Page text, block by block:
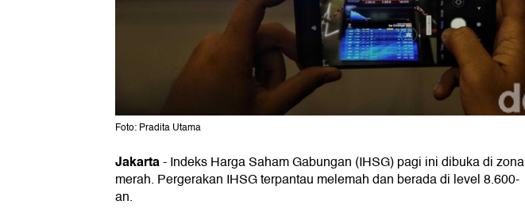
Foto: Pradita Utama
Jakarta-Indeks Harga Saham Gabungan (IHSG) pagi ini dibuka di zona
merah. Pergerakan IHSG terpantau melemah dan berada di level 8.600-
an.